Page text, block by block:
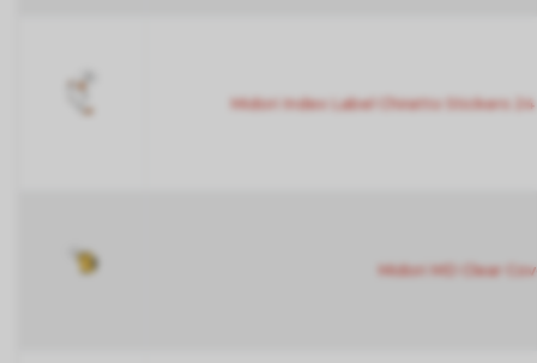
Midori Index Label Chiratto Stickers
Midori MD Clear